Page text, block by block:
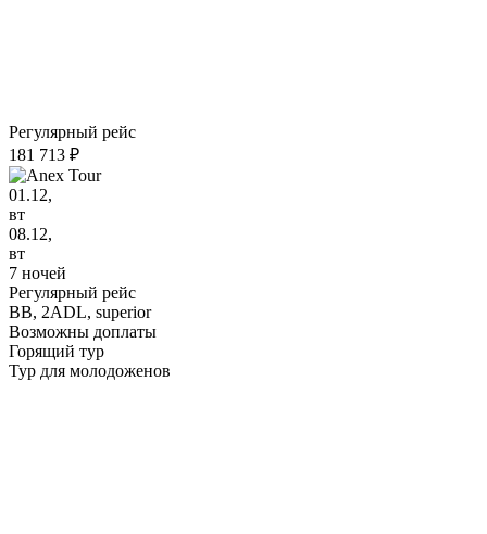
Регулярный рейс
181 713 ₽
01.12,
вт
08.12,
вт
7 ночей
Регулярный рейс
BB, 2ADL, superior
Возможны доплаты
Горящий тур
Тур для молодоженов